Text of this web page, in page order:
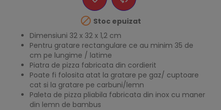
 Stoc epuizat
Dimensiuni 32 x 32 x 1,2 cm
Pentru gratare rectangulare ce au minim 35 de
cm pe lungime / latime
Piatra de pizza fabricata din cordierit
Poate fi folosita atat la gratare pe gaz/ cuptoare
cat si la gratare pe carbuni/lemn
Paleta de pizza pliabila fabricata din inox cu maner
din lemn de bambus